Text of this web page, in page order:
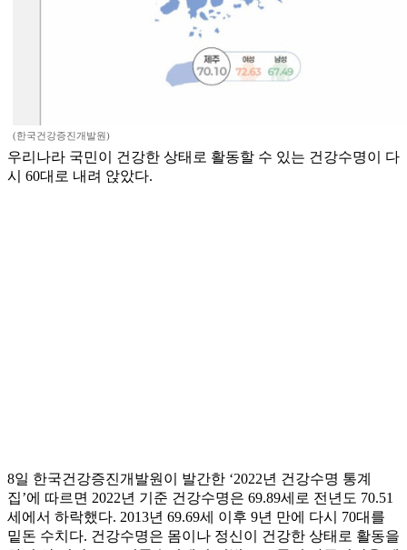
(한국건강증진개발원)
우리나라 국민이 건강한 상태로 활동할 수 있는 건강수명이 다
시 60대로 내려 앉았다.
8일 한국건강증진개발원이 발간한 ‘2022년 건강수명 통계
집’에 따르면 2022년 기준 건강수명은 69.89세로 전년도 70.51
세에서 하락했다. 2013년 69.69세 이후 9년 만에 다시 70대를
밑돈 수치다. 건강수명은 몸이나 정신이 건강한 상태로 활동을